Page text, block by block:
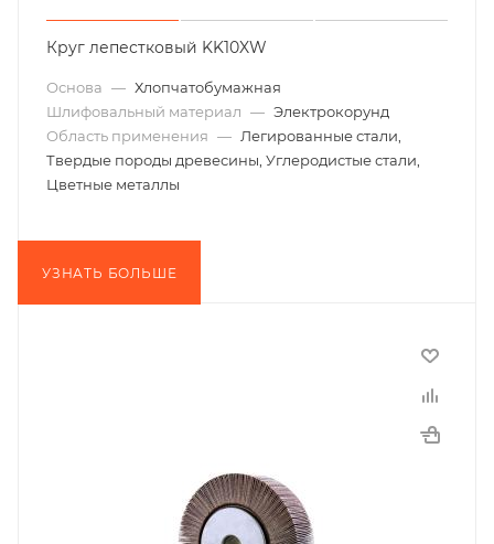
Круг лепестковый KK10XW
Основа — Хлопчатобумажная
Шлифовальный материал — Электрокорунд
Область применения — Легированные стали,
Твердые породы древесины, Углеродистые стали,
Цветные металлы
УЗНАТЬ БОЛЬШЕ